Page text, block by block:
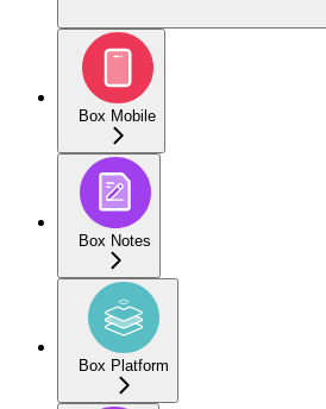
Box Mobile
Box Notes
Box Platform